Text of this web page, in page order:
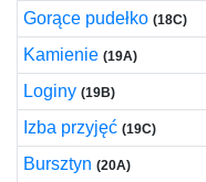
Gorące pudełko (18C)
Kamienie (19A)
Loginy (19B)
Izba przyjęć (19C)
Bursztyn (20A)